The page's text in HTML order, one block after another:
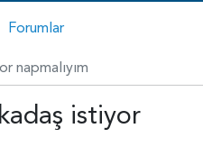
Forumlar
napmalıyım
istiyor